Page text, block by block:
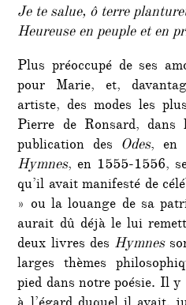
Je te salue, ô terre
Heureuse en peuple et en
Plus préoccupé de ses
pour Marie, et,
artiste, des modes les
Pierre de Ronsard,
publication des Odes, en
Hymnes, en 1555-1556,
qu’il avait manifesté de
» ou la louange de sa
aurait dû déjà le lui
deux livres des Hymnes
larges thèmes
pied dans notre poésie. Il